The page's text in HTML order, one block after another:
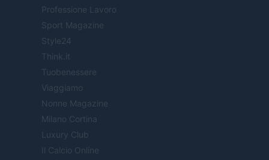
Professione Lavoro
Sport Magazine
Style24
Think.it
Tuobenessere
Viaggiamo
Nonne Magazine
Milano Cortina
Luxury Club
Il Calcio Online